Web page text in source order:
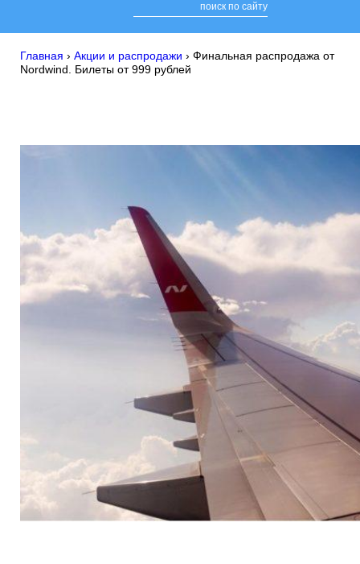
Главная › Акции и распродажи › Финальная распродажа от
Nordwind. Билеты от 999 рублей